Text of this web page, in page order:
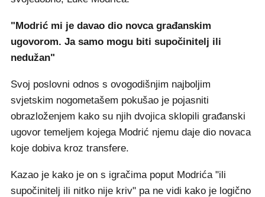
"Modrić mi je davao dio novca građanskim
ugovorom. Ja samo mogu biti supočinitelj ili
nedužan"
Svoj poslovni odnos s ovogodišnjim najboljim
svjetskim nogometašem pokušao je pojasniti
obrazloženjem kako su njih dvojica sklopili građanski
ugovor temeljem kojega Modrić njemu daje dio novaca
koje dobiva kroz transfere.
Kazao je kako je on s igračima poput Modrića "ili
supočinitelj ili nitko nije kriv" pa ne vidi kako je logično